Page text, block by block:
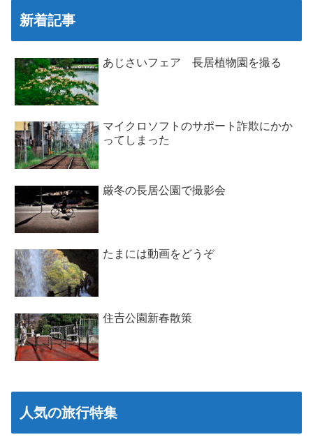
新着記事
あじさいフェア 長居植物園を撮る
マイクロソフトのサポート詐欺にかか
ってしまった
厳冬の長居公園で撮影会
たまには動画をどうぞ
住𠮷公園新春散策
人気の旅行特集